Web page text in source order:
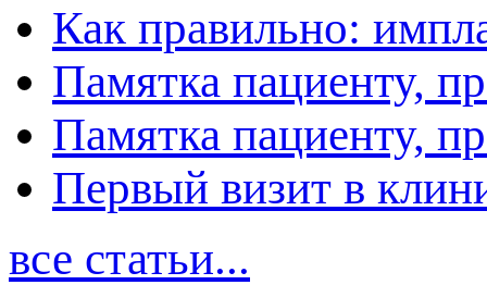
Как правильно:
Памятка пациенту,
Памятка пациенту,
Первый визит в
все статьи...